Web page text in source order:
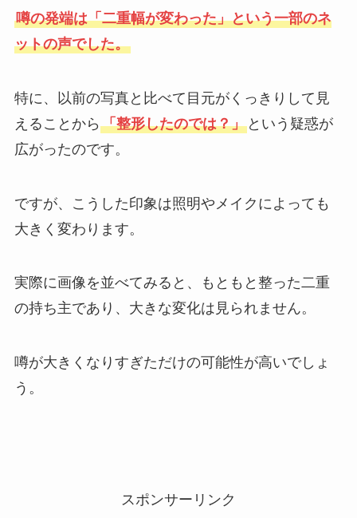
噂の発端は「二重幅が変わった」という一部のネ
ットの声でした。
特に、以前の写真と比べて目元がくっきりして見
えることから 「整形したのでは？」という疑惑が
広がったのです。
ですが、こうした印象は照明やメイクによっても
大きく変わります。
実際に画像を並べてみると、もともと整った二重
の持ち主であり、大きな変化は見られません。
噂が大きくなりすぎただけの可能性が高いでしょ
う。
スポンサーリンク